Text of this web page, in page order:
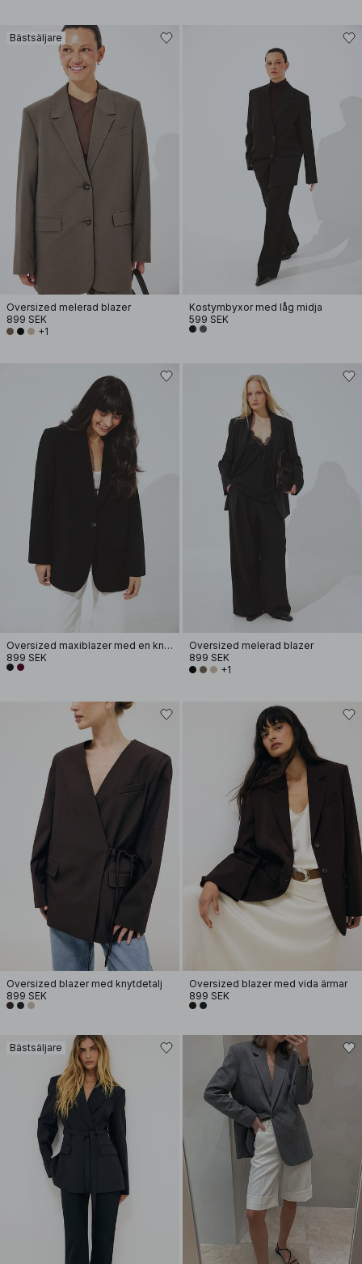
Bästsäljare
Oversized melerad blazer
899 SEK
+1
Kostymbyxor med låg midja
599 SEK
Oversized maxiblazer med en knapp
899 SEK
Oversized melerad blazer
899 SEK
+1
Oversized blazer med knytdetalj
899 SEK
Oversized blazer med vida ärmar
899 SEK
Bästsäljare